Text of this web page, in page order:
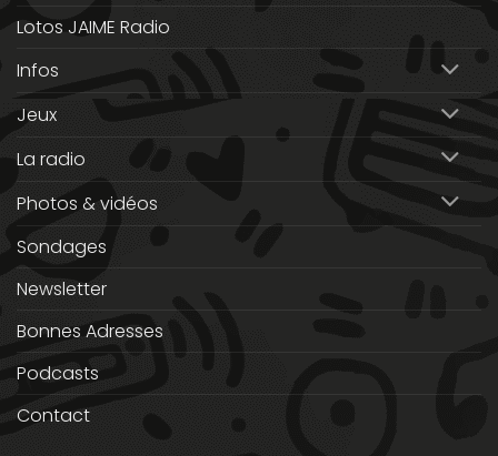
Lotos JAIME Radio
Infos
Jeux
La radio
Photos & vidéos
Sondages
Newsletter
Bonnes Adresses
Podcasts
Contact